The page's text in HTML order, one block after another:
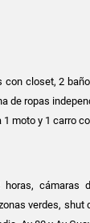
closet, 2
de ropas
moto y 1 carro
cámaras
verdes, shut